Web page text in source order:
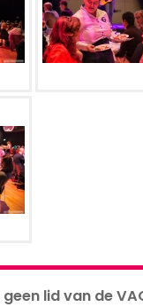
geen lid van de